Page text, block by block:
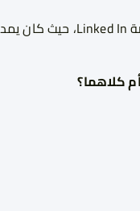
Linked In، حيث كان
كلاهما؟